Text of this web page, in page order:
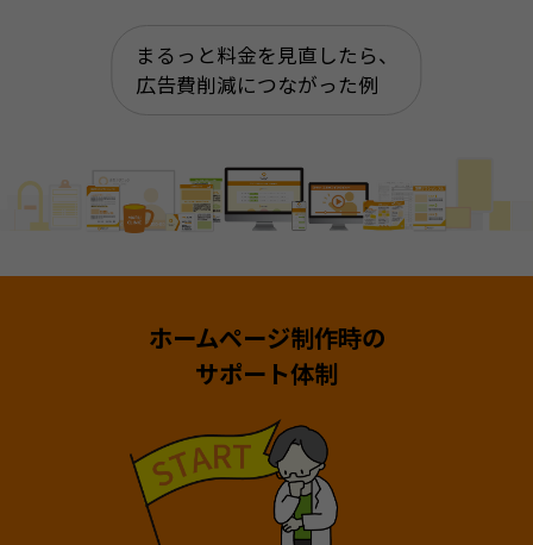
まるっと料金を見直したら、
広告費削減につながった例
ホームページ制作時の
サポート体制